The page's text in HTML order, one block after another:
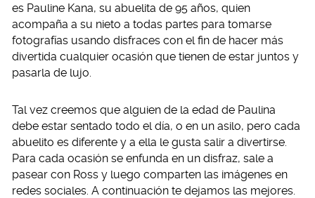
es Pauline Kana, su abuelita de 95 años, quien
acompaña a su nieto a todas partes para tomarse
fotografías usando disfraces con el fin de hacer más
divertida cualquier ocasión que tienen de estar juntos y
pasarla de lujo.
Tal vez creemos que alguien de la edad de Paulina
debe estar sentado todo el día, o en un asilo, pero cada
abuelito es diferente y a ella le gusta salir a divertirse.
Para cada ocasión se enfunda en un disfraz, sale a
pasear con Ross y luego comparten las imágenes en
redes sociales. A continuación te dejamos las mejores.